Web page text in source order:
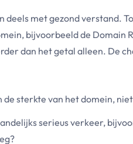
met gezond verstand.
bijvoorbeeld de Domain
dan het getal alleen. De
sterkte van het domein,
serieus verkeer,